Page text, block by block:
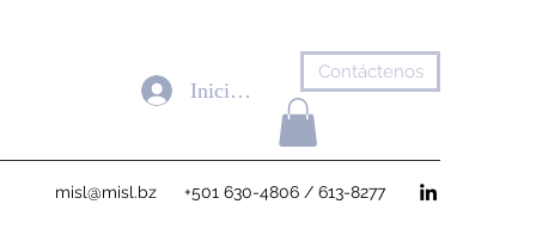
Contáctenos
misl@misl.bz +501 630-4806 / 613-8277
Iniciar sesión